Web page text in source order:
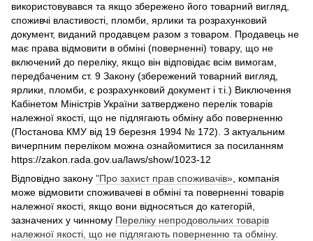
використовувався та якщо збережено його товарний вигляд,
споживчі властивості, пломби, ярлики та розрахунковий
документ, виданий продавцем разом з товаром. Продавець не
має права відмовити в обміні (поверненні) товару, що не
включений до переліку, якщо він відповідає всім вимогам,
передбаченим ст. 9 Закону (збережений товарний вигляд,
ярлики, пломби, є розрахунковий документ і т.і.) Виключення
Кабінетом Міністрів України затверджено перелік товарів
належної якості, що не підлягають обміну або поверненню
(Постанова КМУ від 19 березня 1994 № 172). З актуальним
вичерпним переліком можна ознайомитися за посиланням
https://zakon.rada.gov.ua/laws/show/1023-12
Відповідно закону "Про захист прав споживачів» , компанія
може відмовити споживачеві в обміні та поверненні товарів
належної якості, якщо вони відносяться до категорій,
зазначених у чинному Переліку непродовольчих товарів
належної якості, що не підлягають поверненню та обміну.